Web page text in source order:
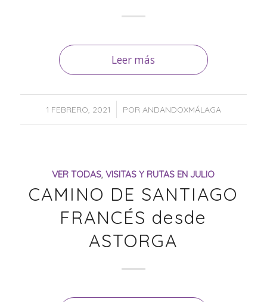
Leer más
1 FEBRERO, 2021
/ POR ANDANDOXMÁLAGA
VER TODAS,VISITAS Y RUTAS EN JULIO
CAMINO DE SANTIAGO
FRANCÉS desde
ASTORGA